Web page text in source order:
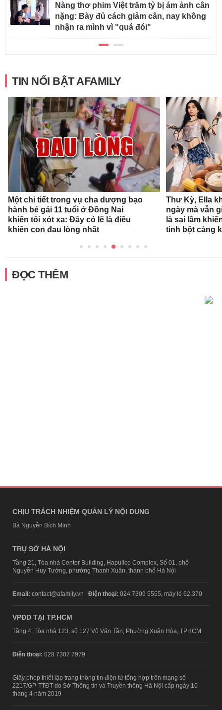
Nàng thơ phim Việt trăm tỷ bị ám ảnh cân
nặng: Bày đủ cách giảm cân, nay không
nhận ra mình vì "quá đói"
TIN NỔI BẬT AFAMILY
Một chi tiết trong vụ cha dượng bạo
hành bé gái 11 tuổi ở Đồng Nai
khiến tôi xót xa: Đây có lẽ là điều
khiến con đau lòng nhất
Thư Kỳ, Ella
ngày mà vẫn
là sai lầm
tinh bột càng
ĐỌC THÊM
CHỊU TRÁCH NHIỆM QUẢN LÝ NỘI DUNG
Bà Nguyễn Bích Minh
TRỤ SỞ HÀ NỘI
Tầng 21, Tòa nhà Center Building, Hapulico Complex, Số 01, phố
Nguyễn Huy Tưởng, phường Thanh Xuân, thành phố Hà Nội
Email: contact@afamily.vn | Điện thoại: 024 7309 5555, máy lẻ 62.370
VPĐD TẠI TP.HCM
Tầng 4, Tòa nhà 123, số 127 Võ Văn Tần, Phường Xuân Hòa, TPHCM
Điện thoại: 028 7307 7979
Giấy phép thiết lập trang thông tin điện tử tổng hợp trên mạng số
2217/GP-TTĐT do Sở Thông tin và Truyền thông Hà Nội cấp ngày 10
tháng 4 năm 2019